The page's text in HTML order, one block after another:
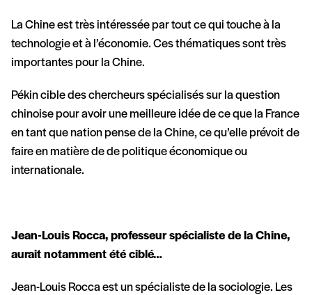
La Chine est très intéressée par tout ce qui touche à la
technologie et à l’économie. Ces thématiques sont très
importantes pour la Chine.
Pékin cible des chercheurs spécialisés sur la question
chinoise pour avoir une meilleure idée de ce que la France
en tant que nation pense de la Chine, ce qu’elle prévoit de
faire en matière de de politique économique ou
internationale.
Jean-Louis Rocca, professeur spécialiste de la Chine,
aurait notamment été ciblé…
Jean-Louis Rocca est un spécialiste de la sociologie. Les